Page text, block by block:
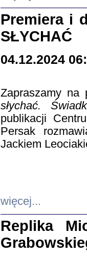
Premiera i
SŁYCHAĆ
04.12.2024
Zapraszamy
słychać.
publikacji
Persak
Jackiem
więcej...
Replika